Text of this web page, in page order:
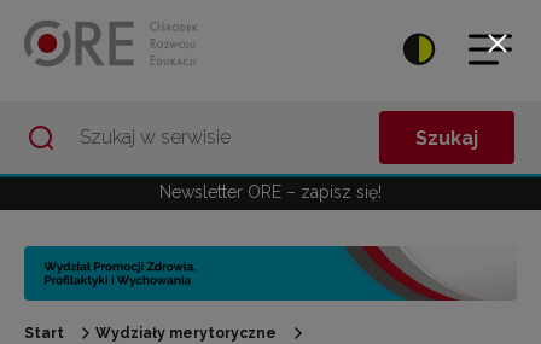
Szukaj
Newsletter ORE – zapisz się!
Start
Wydziały merytoryczne